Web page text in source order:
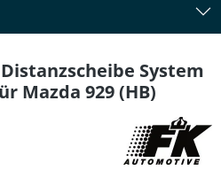
System
Mazda 929 (HB)